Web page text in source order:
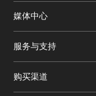
媒体中心
服务与支持
购买渠道